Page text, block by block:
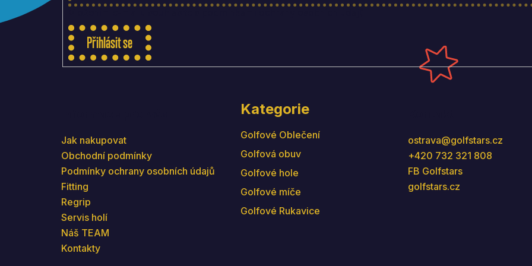
Přihlásit se
Jak nakupovat
Obchodní podmínky
Podmínky ochrany osobních údajů
Fitting
Regrip
Servis holí
Náš TEAM
Kontakty
Kategorie
Golfové Oblečení
Golfová obuv
Golfové hole
Golfové míče
Golfové Rukavice
ostrava@golfstars.cz
+420 732 321 808
FB Golfstars
golfstars.cz